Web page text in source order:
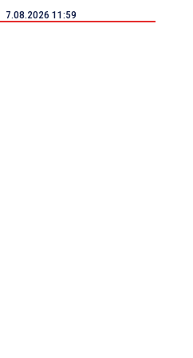
7.08.2026 11:59